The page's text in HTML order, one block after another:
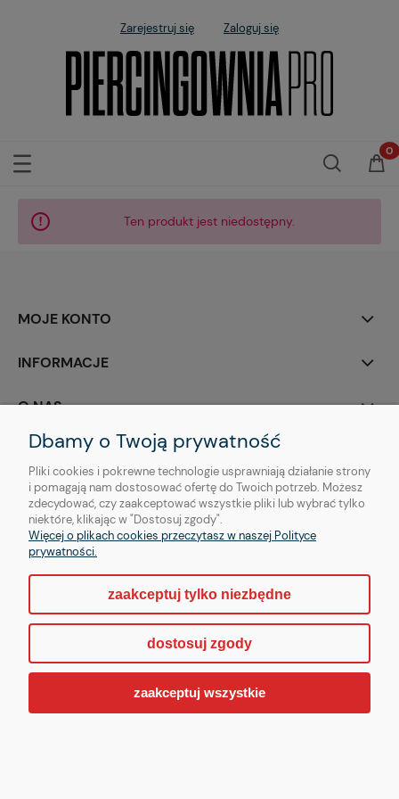
Zarejestruj się Zaloguj się
Ten produkt jest niedostępny.
MOJE KONTO
INFORMACJE
O NAS
Copyright © | OTHER Piercing sp. z o. o.
Sklep internetowy Shoper.pl
Dbamy o Twoją prywatność
Pliki cookies i pokrewne technologie usprawniają działanie strony
i pomagają nam dostosować ofertę do Twoich potrzeb. Możesz
zdecydować, czy zaakceptować wszystkie pliki lub wybrać tylko
niektóre, klikając w "Dostosuj zgody".
Więcej o plikach cookies przeczytasz w naszej Polityce
prywatności.
zaakceptuj tylko niezbędne
dostosuj zgody
zaakceptuj wszystkie